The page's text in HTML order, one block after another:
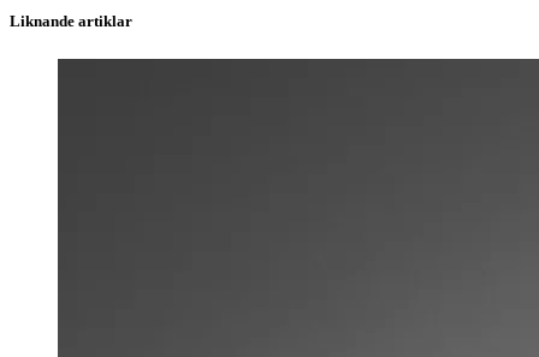
Liknande artiklar